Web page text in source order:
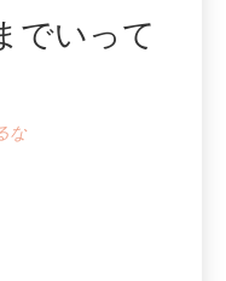
でいって
な